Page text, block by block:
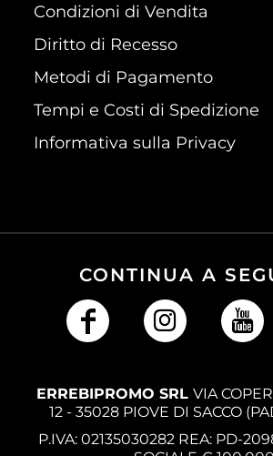
Condizioni di Vendita
Diritto di Recesso
Metodi di Pagamento
Tempi e Costi di Spedizione
Informativa sulla Privacy
CONTINUA A
ERREBIPROMO SRL VIA
12 - 35028 PIOVE DI SACCO
P.IVA: 02135030282 REA: PD-